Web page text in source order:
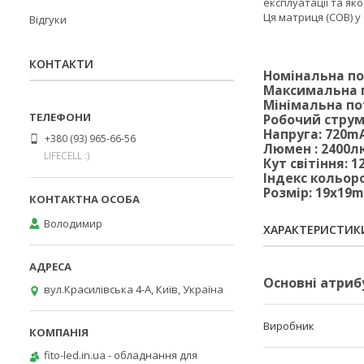
Ця матриця (COB)
Номінальна
Максимальна
Мінімальна
Робочий
Напруга:
Люмен :
Кут світіння:
Індекс
Розмір:
Основні
Виробник
Відгуки
КОНТАКТИ
+380 (93) 965-66-56
LIFECELL :)
Володимир
вул.Красилівська 4-А, Київ, Україна
fito-led.in.ua - обладнання для